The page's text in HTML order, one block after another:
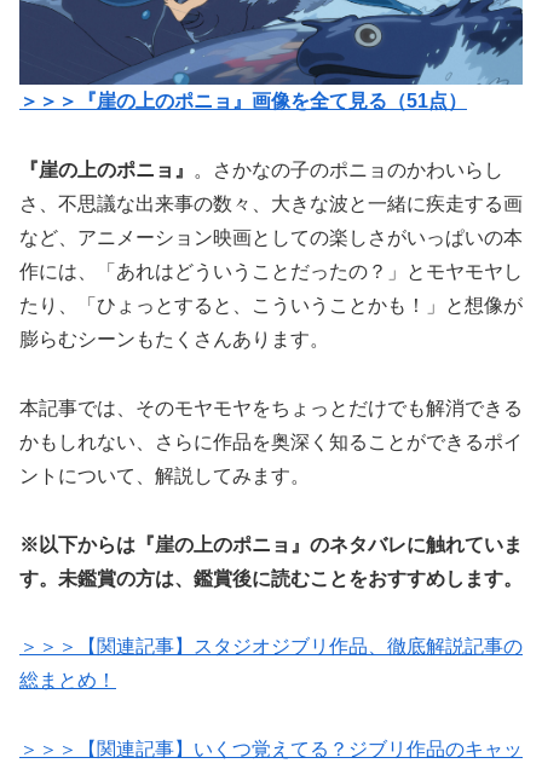
＞＞＞『崖の上のポニョ』画像を全て見る（51点）
『崖の上のポニョ』
。さかなの子のポニョのかわいらし
さ、不思議な出来事の数々、大きな波と一緒に疾走する画
など、アニメーション映画としての楽しさがいっぱいの本
作には、「あれはどういうことだったの？」とモヤモヤし
たり、「ひょっとすると、こういうことかも！」と想像が
膨らむシーンもたくさんあります。
本記事では、そのモヤモヤをちょっとだけでも解消できる
かもしれない、さらに作品を奥深く知ることができるポイ
ントについて、解説してみます。
※以下からは『崖の上のポニョ』のネタバレに触れていま
す。未鑑賞の方は、鑑賞後に読むことをおすすめします。
＞＞＞【関連記事】スタジオジブリ作品、徹底解説記事の
総まとめ！
＞＞＞【関連記事】いくつ覚えてる？ジブリ作品のキャッ